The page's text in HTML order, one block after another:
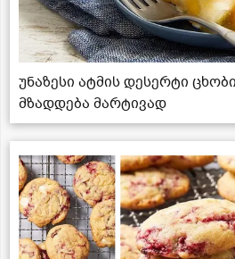
უნაზესი ატმის დესერტი
მზადდება მარტივად